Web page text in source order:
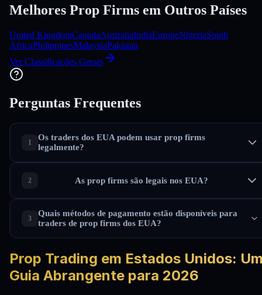
Melhores Prop Firms em Outros Países
United KingdomCanadaAustraliaIndiaEuropeNigeriaSouth
AfricaPhilippinesMalaysiaPakistan
Ver Classificações Gerais
Perguntas Frequentes
Os traders dos EUA podem usar prop firms
legalmente?
As prop firms são legais nos EUA?
Quais métodos de pagamento estão disponíveis para
traders de prop firms dos EUA?
Prop Trading em Estados Unidos:
Guia Abrangente para 2026